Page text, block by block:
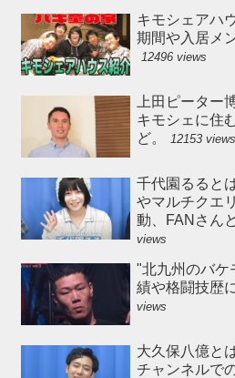
キモシェアハ
期間や入居メ
12496 views
上田ピーター
キモシェに住
ど。
12153 views
千代園るると
やマルチクエ
動、FANさん
views
"北九州のバケ
績や格闘技歴
views
大久保八億と
チャンネルで